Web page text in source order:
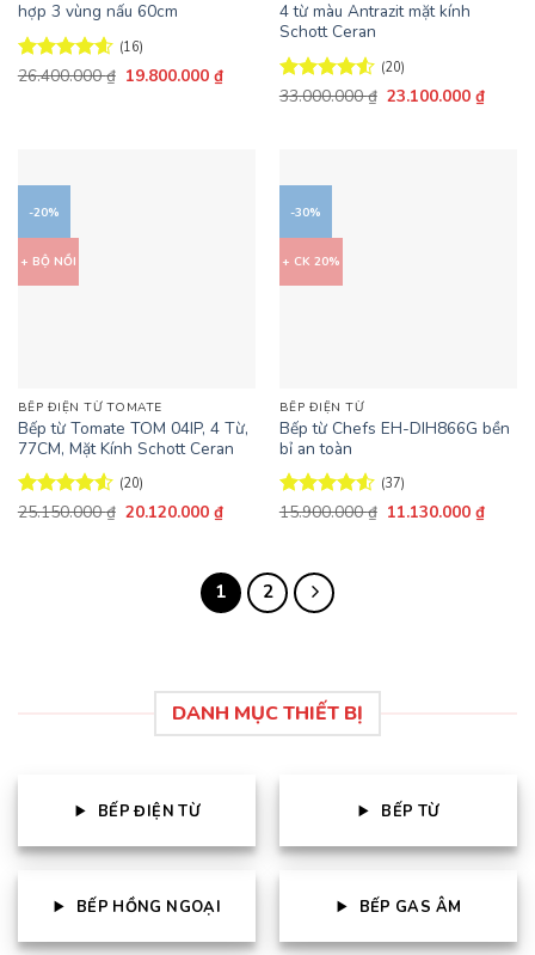
hợp 3 vùng nấu 60cm
Được xếp
(16)
26.400.000₫ Giá
19.800.000 ₫Giá
hiện
4 từ màu Antrazit mặt kính
Schott Ceran
Được xếp
(20)
33.000.000₫ Giá
23.100.000 ₫Giá
hiện
-20%
+ BỘ NỒI
BẾP ĐIỆN TỪ TOMATE
Bếp từ Tomate TOM 04IP, 4 Từ,
77CM, Mặt Kính Schott Ceran
Được xếp
(20)
25.150.000₫ Giá
20.120.000 ₫Giá
hiện
20.120.000 ₫.
-30%
+ CK 20%
BẾP ĐIỆN TỪ
Bếp từ Chefs EH-DIH866G bền
bỉ an toàn
Được xếp
(37)
15.900.000₫ Giá
11.130.000 ₫Giá
hiện
1 2
DANH MỤC THIẾT BỊ
BẾP ĐIỆN TỪ BẾP TỪ
BẾP HỒNG NGOẠI BẾP GAS ÂM